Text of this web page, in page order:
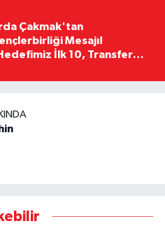
Çakmak'tan
Mesajı!
İlk 10, Transfer